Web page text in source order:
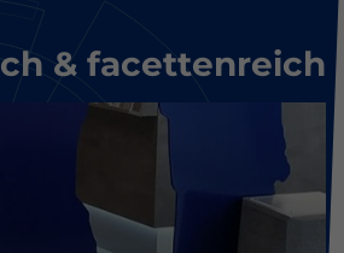
& facettenreich